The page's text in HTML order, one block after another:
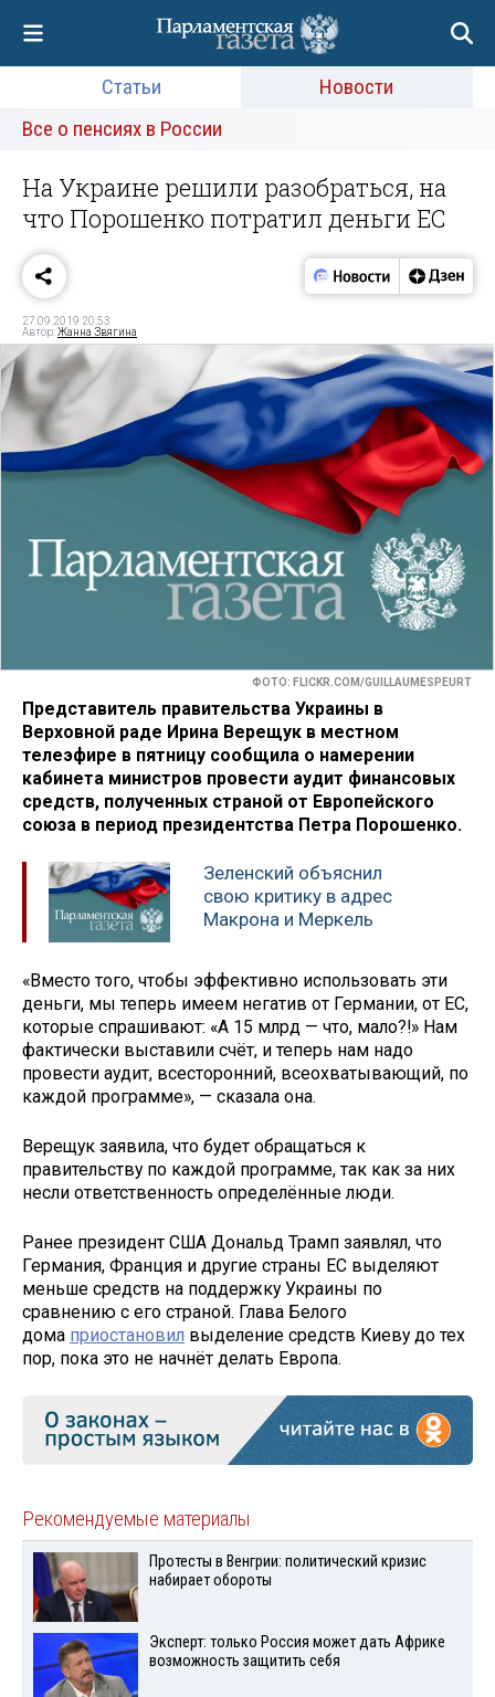
Статьи
Новости
Все о пенсиях в России
На Украине решили разобраться, на
что Порошенко потратил деньги ЕС
27.09.2019 20:53
Автор:Жанна Звягина
ФОТО: FLICKR.COM/GUILLAUMESPEURT
Представитель правительства Украины в
Верховной раде Ирина Верещук в местном
телеэфире в пятницу сообщила о намерении
кабинета министров провести аудит финансовых
средств, полученных страной от Европейского
союза в период президентства Петра Порошенко.
Зеленский объяснил
свою критику в адрес
Макрона и Меркель
«Вместо того, чтобы эффективно использовать эти
деньги, мы теперь имеем негатив от Германии, от ЕС,
которые спрашивают: «А 15 млрд — что, мало?!» Нам
фактически выставили счёт, и теперь нам надо
провести аудит, всесторонний, всеохватывающий, по
каждой программе», — сказала она.
Верещук заявила, что будет обращаться к
правительству по каждой программе, так как за них
несли ответственность определённые люди.
Ранее президент США Дональд Трамп заявлял, что
Германия, Франция и другие страны ЕС выделяют
меньше средств на поддержку Украины по
сравнению с его страной. Глава Белого
дома приостановил выделение средств Киеву до тех
пор, пока это не начнёт делать Европа.
Рекомендуемые материалы
Протесты в Венгрии: политический кризис
набирает обороты
Эксперт: только Россия может дать Африке
возможность защитить себя